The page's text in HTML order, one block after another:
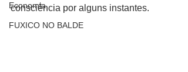
Economia
FUXICO NO BALDE
consciência por alguns instantes.